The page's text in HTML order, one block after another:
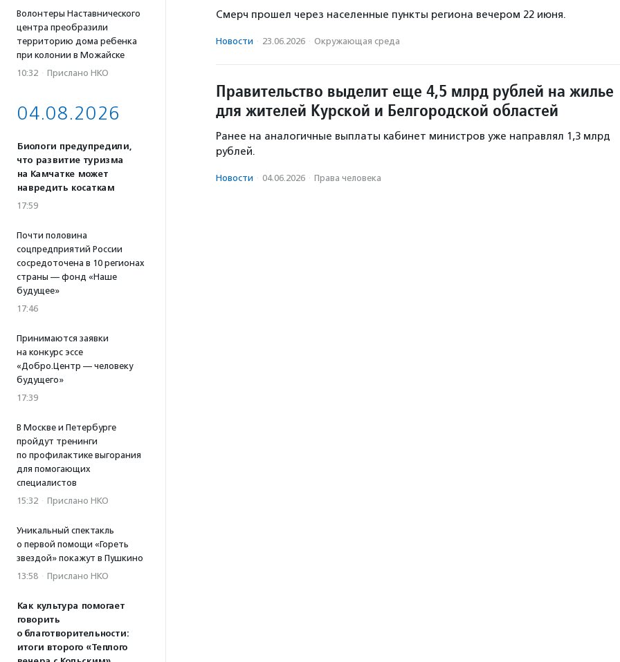
Волонтеры Наставнического
центра преобразили
территорию дома ребенка
при колонии в Можайске
10:32 · Прислано НКО
04.08.2026
Биологи предупредили,
что развитие туризма
на Камчатке может
навредить косаткам
17:59
Почти половина
соцпредприятий России
сосредоточена в 10 регионах
страны — фонд «Наше
будущее»
17:46
Принимаются заявки
на конкурс эссе
«Добро.Центр — человеку
будущего»
17:39
В Москве и Петербурге
пройдут тренинги
по профилактике выгорания
для помогающих
специалистов
15:32 · Прислано НКО
Уникальный спектакль
о первой помощи «Гореть
звездой» покажут в Пушкино
13:58 · Прислано НКО
Как культура помогает
говорить
о благотворительности:
итоги второго «Теплого
Смерч прошел через населенные пункты региона вечером 22 июня.
Новости · 23.06.2026 · Окружающая среда
Правительство выделит еще 4,5 млрд рублей на жилье
для жителей Курской и Белгородской областей
Ранее на аналогичные выплаты кабинет министров уже направлял 1,3 млрд
рублей.
Новости · 04.06.2026 · Права человека